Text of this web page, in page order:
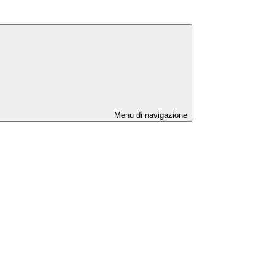
Menu di navigazione